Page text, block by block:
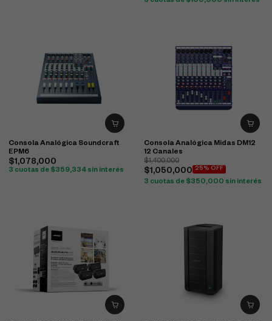
Consola Analógica Soundcraft
EPM6
$1,078,000
3 cuotas de $359,334 sin interés
Consola Analógica Midas DM12
12 Canales
$1,400,000
$1,050,000 25% OFF
3 cuotas de $350,000 sin interés